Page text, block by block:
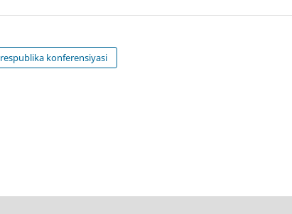
respublika konferensiyasi